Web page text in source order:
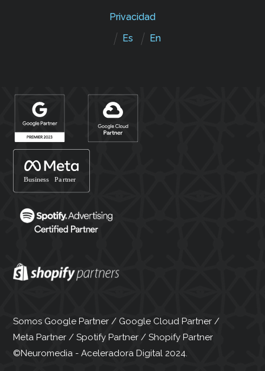
Privacidad
Es
En
Somos Google Partner / Google Cloud Partner /
Meta Partner / Spotify Partner / Shopify Partner
©Neuromedia - Aceleradora Digital 2024.